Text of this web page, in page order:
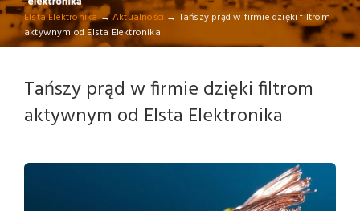
ELSTA ELEKTRONIKA
Profesjonalna elektronika przemysłowa
Elsta Elektronika→Aktualności →Tańszy prąd w firmie dzięki filtrom
aktywnym od Elsta Elektronika
Tańszy prąd w firmie dzięki filtrom
aktywnym od Elsta Elektronika